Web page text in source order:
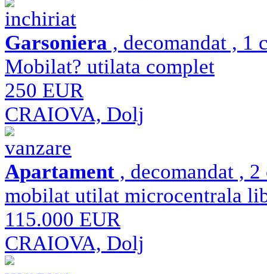
inchiriat
Garsoniera , decomandat , 1
Mobilat? utilata complet
250 EUR
CRAIOVA, Dolj
vanzare
Apartament , decomandat ,
mobilat utilat microcentrala
115.000 EUR
CRAIOVA, Dolj